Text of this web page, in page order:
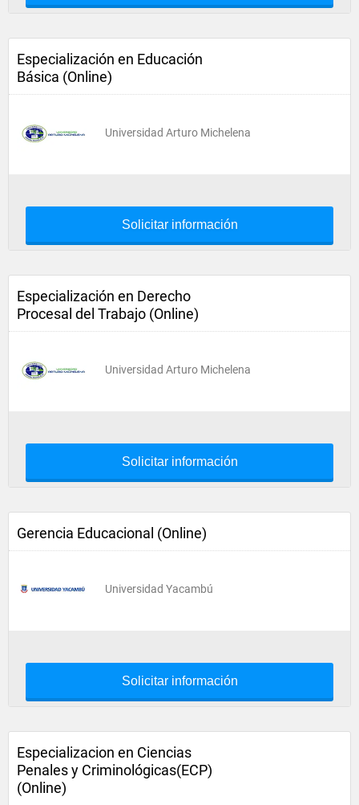
Especialización en Educación
Básica (Online)
Universidad Arturo Michelena
Solicitar información
Especialización en Derecho
Procesal del Trabajo (Online)
Universidad Arturo Michelena
Solicitar información
Gerencia Educacional (Online)
Universidad Yacambú
Solicitar información
Especializacion en Ciencias
Penales y Criminológicas(ECP)
(Online)